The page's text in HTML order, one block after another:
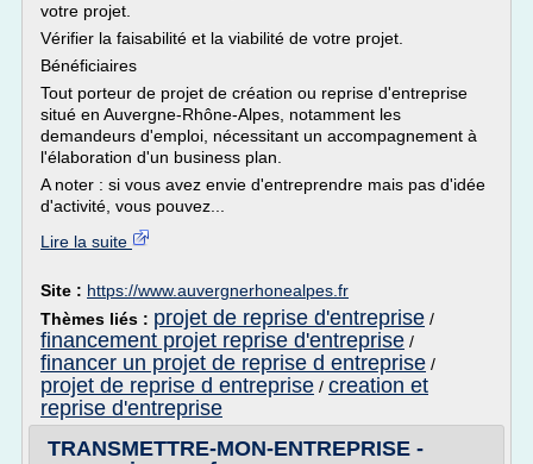
votre projet.
Vérifier la faisabilité et la viabilité de votre projet.
Bénéficiaires
Tout porteur de projet de création ou reprise d'entreprise
situé en Auvergne-Rhône-Alpes, notamment les
demandeurs d'emploi, nécessitant un accompagnement à
l'élaboration d'un business plan.
A noter : si vous avez envie d'entreprendre mais pas d'idée
d'activité, vous pouvez...
Lire la suite
Site : https://www.auvergnerhonealpes.fr
Thèmes liés : projet de reprise d'entreprise /
financement projet reprise d'entreprise /
financer un projet de reprise d entreprise /
projet de reprise d entreprise / creation et
reprise d'entreprise
TRANSMETTRE-MON-ENTREPRISE -